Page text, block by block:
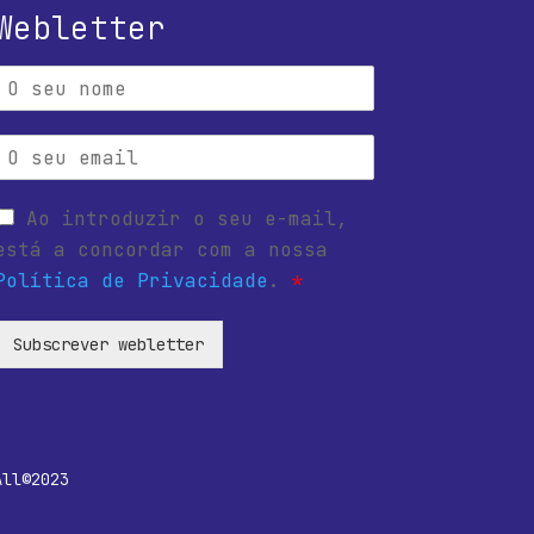
Ao introduzir o seu e-mail,
a concordar com a nossa
de Privacidade . *
Subscrever webletter